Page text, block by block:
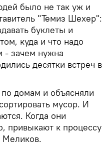
было не так уж и
"Темиз Шехер":
буклеты и
куда и что надо
- зачем нужна
десятки встреч в
домам и объясняли
мусор. И
Когда они
привыкают к процессу
Меликов.